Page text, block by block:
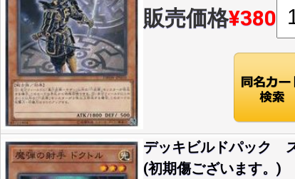
販売価格¥380
デッキビルドパック
(初期傷ございます。)